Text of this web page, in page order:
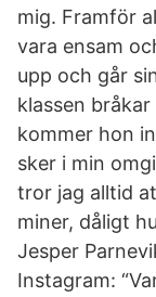
mig. Framför
vara ensam
upp och går
klassen
kommer hon
sker i min
tror jag alltid
miner, dåligt
Jesper
Instagram: